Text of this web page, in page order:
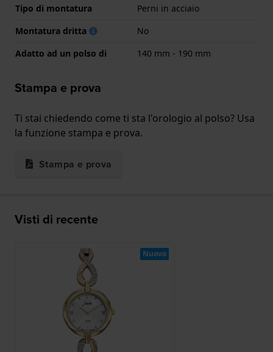
Tipo di montatura
Perni in acciaio
Montatura dritta
No
Adatto ad un polso di
140 mm - 190 mm
Stampa e prova
Ti stai chiedendo come ti sta l'orologio al polso? Usa
la funzione stampa e prova.
Stampa e prova
Visti di recente
Nuovo